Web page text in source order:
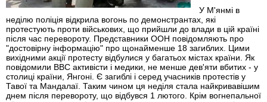
У М'янмі в
неділю поліція відкрила вогонь по демонстрантах, які
протестують проти військових, що прийшли до влади в цій країні
після час перевороту. Представники ООН повідомляють про
"достовірну інформацію" про щонайменше 18 загиблих. Цими
вихідними акції протесту відбулися у багатьох містах країни. Як
повідомили ВВС активісти і медики, не менше дев'яти вбитих - у
столиці країни, Янгоні. Є загиблі і серед учасників протестів у
Тавої та Мандалаї. Таким чином ця неділя стала найкривавішим
днем після перевороту, що відбувся 1 лютого. Крім вогнепальної